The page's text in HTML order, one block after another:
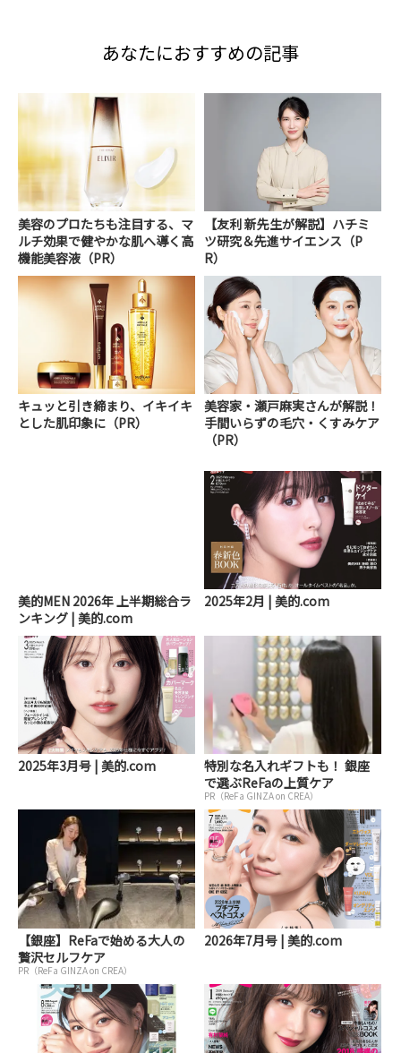
あなたにおすすめの記事
美容のプロたちも注目する、マ
ルチ効果で健やかな肌へ導く高
機能美容液（PR）
【友利 新先生が解説】ハチミ
ツ研究＆先進サイエンス（P
R）
キュッと引き締まり、イキイキ
とした肌印象に（PR）
美容家・瀬戸麻実さんが解説！
手間いらずの毛穴・くすみケア
（PR）
美的MEN 2026年 上半期総合ラ
ンキング | 美的.com
2025年2月 | 美的.com
2025年3月号 | 美的.com
特別な名入れギフトも！ 銀座
で選ぶReFaの上質ケア
PR（ReFa GINZA on CREA）
【銀座】ReFaで始める大人の
贅沢セルフケア
PR（ReFa GINZA on CREA）
2026年7月号 | 美的.com